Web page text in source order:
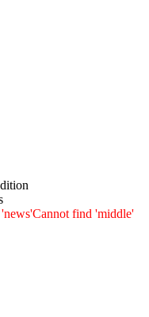
Cannot find 'middle'